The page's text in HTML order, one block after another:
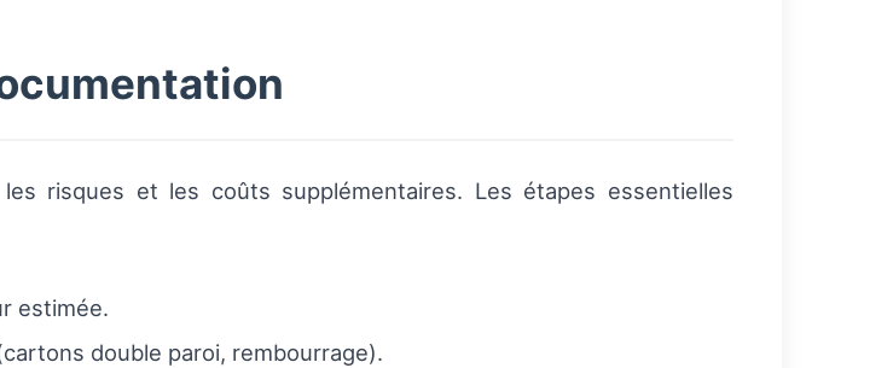
risques et les coûts supplémentaires. Les étapes essentielles
estimée.
double paroi, rembourrage).